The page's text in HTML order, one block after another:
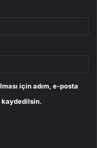
için adım, e-posta
kaydedilsin.